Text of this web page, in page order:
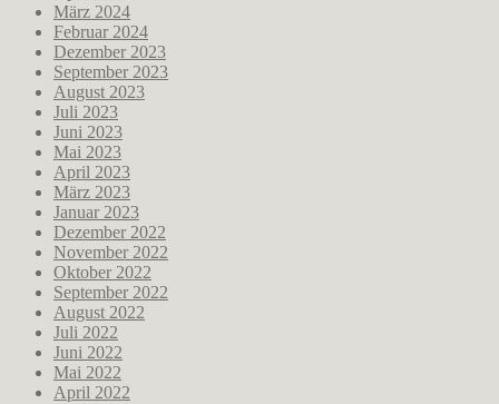
März 2024
Februar 2024
Dezember 2023
September 2023
August 2023
Juli 2023
Juni 2023
Mai 2023
April 2023
März 2023
Januar 2023
Dezember 2022
November 2022
Oktober 2022
September 2022
August 2022
Juli 2022
Juni 2022
Mai 2022
April 2022